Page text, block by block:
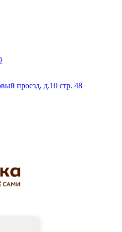
проезд, д.10 стр. 48